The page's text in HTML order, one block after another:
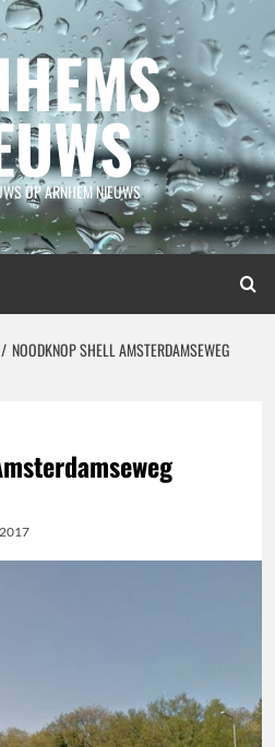
OP ARNHEM NIEUWS
NOODKNOP SHELL AMSTERDAMSEWEG